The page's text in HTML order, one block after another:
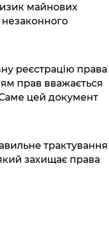
майнових
незаконного
реєстрацію права
прав вважається
цей документ
трактування
захищає права